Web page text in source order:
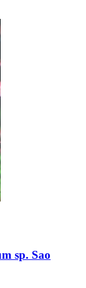
sp. Sao